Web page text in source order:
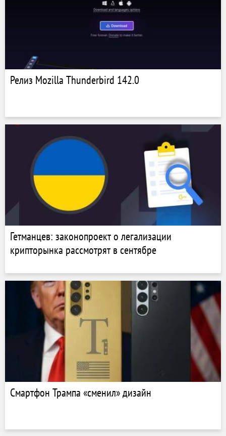
Релиз Mozilla Thunderbird 142.0
Гетманцев: законопроект о легализации
крипторынка рассмотрят в сентябре
Смартфон Трампа «сменил» дизайн